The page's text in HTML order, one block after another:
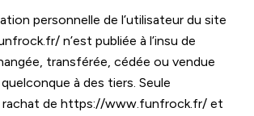
n’est publiée à l’insu de
transférée, cédée ou vendue
à des tiers. Seule
de https://www.funfrock.fr/ et